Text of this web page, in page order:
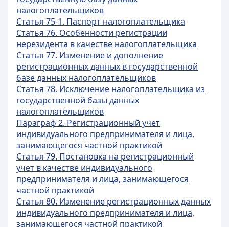
налогоплательщиков
Статья 75-1. Паспорт налогоплательщика
Статья 76. Особенности регистрации
нерезидента в качестве налогоплательщика
Статья 77. Изменение и дополнение
регистрационных данных в государственной
базе данных налогоплательщиков
Статья 78. Исключение налогоплательщика из
государственной базы данных
налогоплательщиков
Параграф 2. Регистрационный учет
индивидуального предпринимателя и лица,
занимающегося частной практикой
Статья 79. Постановка на регистрационный
учет в качестве индивидуального
предпринимателя и лица, занимающегося
частной практикой
Статья 80. Изменение регистрационных данных
индивидуального предпринимателя и лица,
занимающегося частной практикой